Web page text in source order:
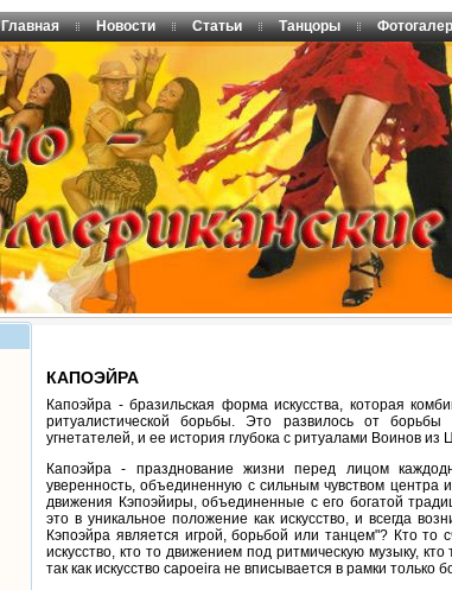
Главная Новости Статьи Танцоры
КАПОЭЙРА
Капоэйра - бразильская форма искусства, которая
ритуалистической борьбы. Это развилось от
угнетателей, и ее история глубока с ритуалами Воинов
Капоэйра - празднование жизни перед лицом
уверенность, объединенную с сильным чувством центра
движения Кэпоэйиры, объединенные с его богатой
это в уникальное положение как искусство, и всегда
Кэпоэйра является игрой, борьбой или танцем"? Кто то
искусство, кто то движением под ритмическую музыку,
так как искусство capoeira не вписывается в рамки только